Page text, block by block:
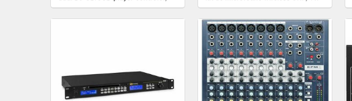
CD/USB/MP3, negru
căști + transmițător de buzunar, 4 x